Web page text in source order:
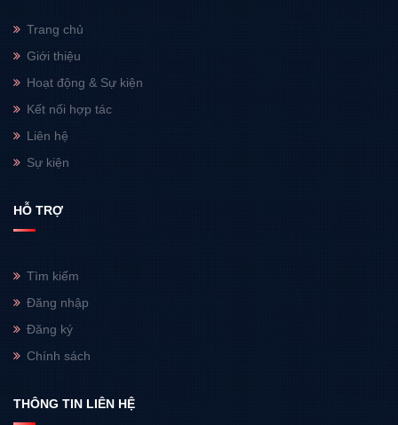
Trang chủ
Giới thiệu
Hoạt động & Sự kiện
Kết nối hợp tác
Liên hệ
Sự kiện
HỖ TRỢ
Tìm kiếm
Đăng nhập
Đăng ký
Chính sách
THÔNG TIN LIÊN HỆ